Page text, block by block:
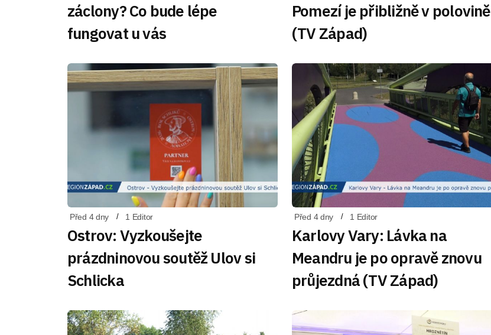
záclony? Co bude lépe
fungovat u vás
Pomezí je přibližně v polovině
(TV Západ)
Před 4 dny 1 Editor
Ostrov: Vyzkoušejte
prázdninovou soutěž Ulov si
Schlicka
Před 4 dny 1 Editor
Karlovy Vary: Lávka na
Meandru je po opravě znovu
průjezdná (TV Západ)